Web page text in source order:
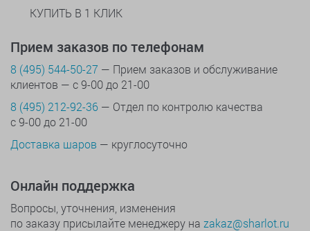
КУПИТЬ В 1 КЛИК
Прием заказов по телефонам
8 (495) 544-50-27 — Прием заказов и обслуживание
клиентов — с 9-00 до 21-00
8 (495) 212-92-36 — Отдел по контролю качества
с 9-00 до 21-00
Доставка шаров — круглосуточно
Онлайн поддержка
Вопросы, уточнения, изменения
по заказу присылайте менеджеру на zakaz@sharlot.ru